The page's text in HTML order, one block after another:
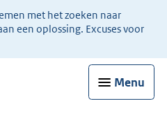
met het zoeken naar
een oplossing. Excuses voor
Menu